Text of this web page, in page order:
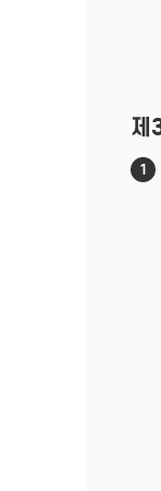
제
1